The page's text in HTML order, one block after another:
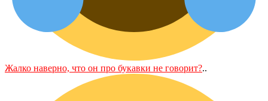
Жалко наверно, что он про букавки не говорит?..